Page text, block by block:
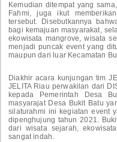
Kemudian ditempat yang
Fahmi, juga ikut
tersebut. Disebutkannya
bagi kemajuan masyarakat,
ekowisata mangrove, wisata
menjadi puncak event yang
maupun dari luar Kecamatan
Diakhir acara kunjungan tim
JELITA Riau perwakilan dari
kepada Pemerintah Desa
masyarajat Desa Bukit Batu
silaturahmi ini kegiatan event
dipenghujung tahun 2021.
dari wisata sejarah,
sangat indah.